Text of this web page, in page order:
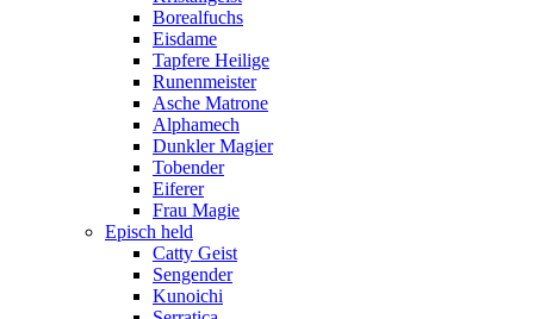
Borealfuchs
Eisdame
Tapfere Heilige
Runenmeister
Asche Matrone
Alphamech
Dunkler Magier
Tobender
Eiferer
Frau Magie
Episch held
Catty Geist
Sengender
Kunoichi